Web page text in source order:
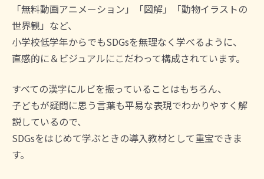
「無料動画アニメーション」「図解」「動物イラストの
世界観」など、
小学校低学年からでもSDGsを無理なく学べるように、
直感的に＆ビジュアルにこだわって構成されています。
すべての漢字にルビを振っていることはもちろん、
子どもが疑問に思う言葉も平易な表現でわかりやすく解
説しているので、
SDGsをはじめて学ぶときの導入教材として重宝できま
す。